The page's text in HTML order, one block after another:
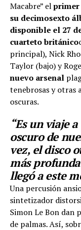
Macabre” elprimer
su decimosexto
disponible el 27
cuarteto británico
principal), Nick
Taylor (bajo) y
nuevo arsenal
tenebrosas y otras
oscuras.
“Es un viaje
oscuro de
vez, el disco
más
llegó a este
Una percusión
sintetizador
Simon Le Bon dan
de palmas. Así,